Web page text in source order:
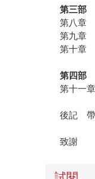
第三部
第八章
第九章
第十章
第四部
第十一
後記 帶
致謝